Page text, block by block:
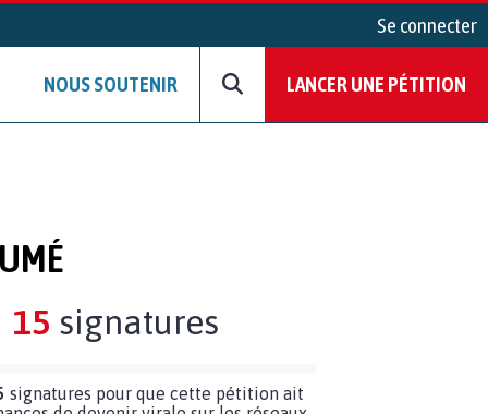
Se connecter
NOUS SOUTENIR LANCER UNE PÉTITION
15 signatures
signatures pour que cette pétition ait